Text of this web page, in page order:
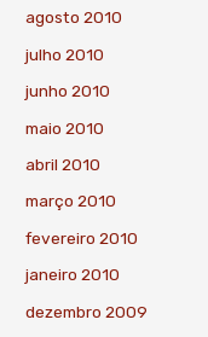
agosto 2010
julho 2010
junho 2010
maio 2010
abril 2010
março 2010
fevereiro 2010
janeiro 2010
dezembro 2009